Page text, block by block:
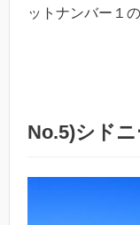
ットナンバー１
No.5)シドニ